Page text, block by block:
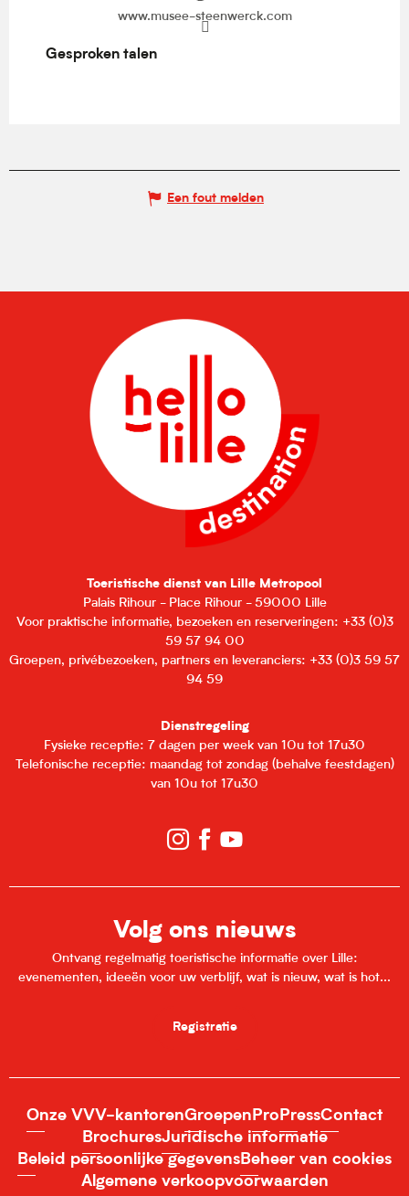
www.musee-steenwerck.com
Gesproken talen
Gesproken talen
Een fout melden
Toeristische dienst van Lille Metropool
Palais Rihour - Place Rihour - 59000 Lille
Voor praktische informatie, bezoeken en reserveringen: +33 (0)3
59 57 94 00
Groepen, privébezoeken, partners en leveranciers: +33 (0)3 59 57
94 59
Dienstregeling
Fysieke receptie: 7 dagen per week van 10u tot 17u30
Telefonische receptie: maandag tot zondag (behalve feestdagen)
van 10u tot 17u30
Volg ons nieuws
Ontvang regelmatig toeristische informatie over Lille:
evenementen, ideeën voor uw verblijf, wat is nieuw, wat is hot...
Registratie
Onze VVV-kantorenGroepen Pro PressContact
BrochuresJuridische informatie
Beleid persoonlijke gegevensBeheer van cookies
Algemene verkoopvoorwaarden